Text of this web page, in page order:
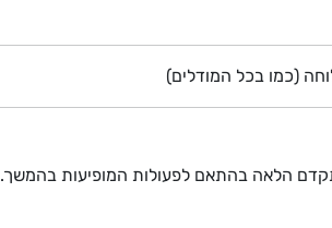
(כמו בכל המודלים)
הלאה בהתאם לפעולות המופיעות בהמשך.